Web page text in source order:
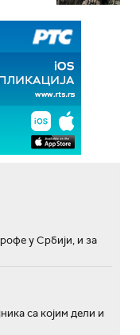
у Србији, и за
са којим дели и